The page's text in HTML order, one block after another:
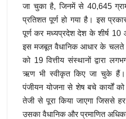
जा चुका है, जिनमें से 40,645
प्रतिशत पूर्ण हो गया है। इस
पूर्ण कर मध्यप्रदेश देश के शीर्ष 10
इस मजबूत वैधानिक आधार के चलते
को 19 वित्तीय संस्थानों द्वारा
ऋण भी स्वीकृत किए जा चुके हैं।
पंजीयन योजना से शेष बचे कार्यों
तेजी से पूरा किया जाएगा जिससे हर
उसका वैधानिक और प्रमाणित